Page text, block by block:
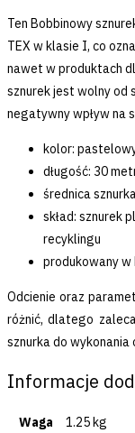
Ten Bobbinowy
TEX w klasie I, co
nawet w produktach
sznurek jest wolny od
negatywny wpływ na
kolor:
długość: 30
średnica
skład: sznurek
recyklingu
produkowany w
Odcienie oraz
różnić, dlatego
sznurka do wykonania
Informacje
Waga
1.25 kg